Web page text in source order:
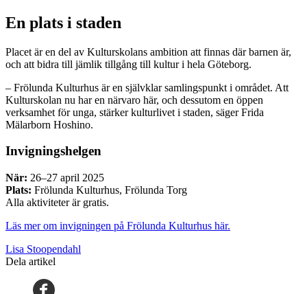
En plats i staden
Placet är en del av Kulturskolans ambition att finnas där barnen är,
och att bidra till jämlik tillgång till kultur i hela Göteborg.
– Frölunda Kulturhus är en självklar samlingspunkt i området. Att
Kulturskolan nu har en närvaro här, och dessutom en öppen
verksamhet för unga, stärker kulturlivet i staden, säger Frida
Mälarborn Hoshino.
Invigningshelgen
När: 26–27 april 2025
Plats: Frölunda Kulturhus, Frölunda Torg
Alla aktiviteter är gratis.
Läs mer om invigningen på Frölunda Kulturhus här.
Lisa Stoopendahl
Dela artikel